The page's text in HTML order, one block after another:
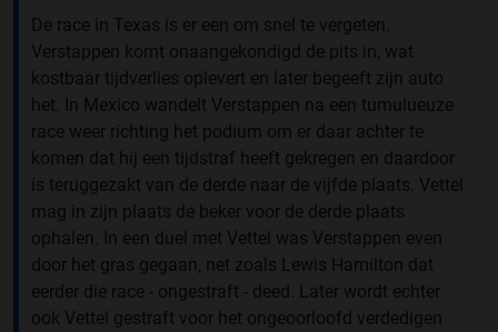
De race in Texas is er een om snel te vergeten.
Verstappen komt onaangekondigd de pits in, wat
kostbaar tijdverlies oplevert en later begeeft zijn auto
het. In Mexico wandelt Verstappen na een tumulueuze
race weer richting het podium om er daar achter te
komen dat hij een tijdstraf heeft gekregen en daardoor
is teruggezakt van de derde naar de vijfde plaats. Vettel
mag in zijn plaats de beker voor de derde plaats
ophalen. In een duel met Vettel was Verstappen even
door het gras gegaan, net zoals Lewis Hamilton dat
eerder die race - ongestraft - deed. Later wordt echter
ook Vettel gestraft voor het ongeoorloofd verdedigen